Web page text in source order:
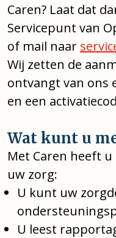
Caren? Laat dat
Servicepunt van
of mail naar
Wij zetten de
ontvangt van ons
en een
Wat kunt u
Met Caren heeft
uw zorg:
U kunt uw
U leest